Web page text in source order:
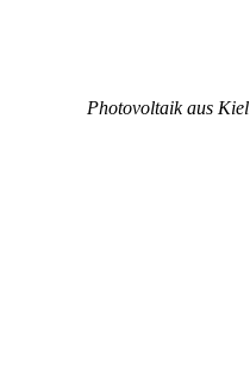
Photovoltaik aus Kiel